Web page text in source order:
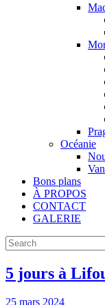
Océanie
Bons plans
À PROPOS
CONTACT
GALERIE
5 jours à
25 mars 2024